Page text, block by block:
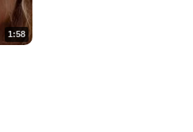
1:58